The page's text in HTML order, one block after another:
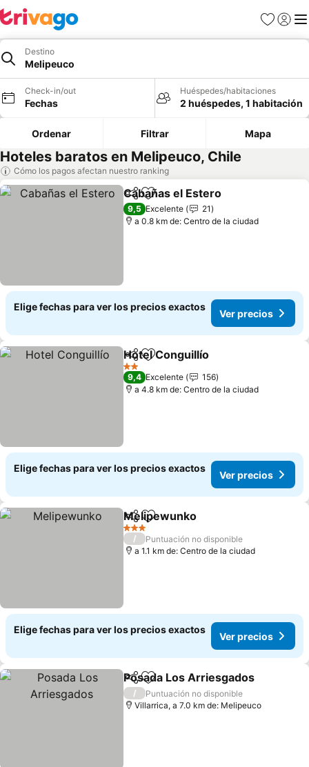
Favoritos
Iniciar
Destino
Melipeuco
Check-in/out
Fechas
Huéspedes/habitaciones
2 huéspedes, 1 habitación
Ordenar Filtrar Mapa
Hoteles baratos en Melipeuco, Chile
Cómo los pagos afectan nuestro ranking
CompartirAgregar a favoritos
Cabañas el Estero
9,5 Excelente
21
a 0.8 km de: Centro de la ciudad
Elige fechas para ver los precios exactos
Ver precios
CompartirAgregar a favoritos
Hotel Conguillío
2 Estrellas
9,4 Excelente
156
a 4.8 km de: Centro de la ciudad
Elige fechas para ver los precios exactos
Ver precios
CompartirAgregar a favoritos
Melipewunko
3 Estrellas
/
Puntuación no disponible
a 1.1 km de: Centro de la ciudad
Elige fechas para ver los precios exactos
Ver precios
CompartirAgregar a favoritos
Posada Los Arriesgados
/
Puntuación no disponible
Villarrica, a 7.0 km de: Melipeuco